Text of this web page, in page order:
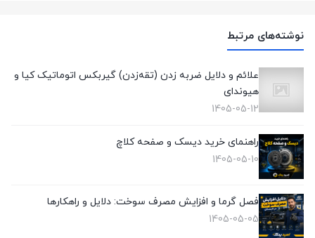
نوشته‌های مرتبط
علائم و دلایل ضربه زدن (تقه‌زدن) گیربکس اتوماتیک کیا و
هیوندای
1405-05-12
راهنمای خرید دیسک و صفحه کلاچ
1405-05-10
فصل گرما و افزایش مصرف سوخت: دلایل و راهکارها
1405-05-05